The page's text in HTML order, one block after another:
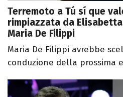
Terremoto a Tú sí que
rimpiazzata da
Maria De Filippi
Maria De Filippi avrebbe
conduzione della prossima